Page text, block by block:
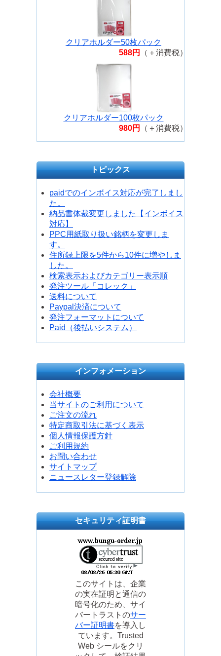
クリアホルダー50枚パック
588円
（＋消費税）
クリアホルダー100枚パック
980円
（＋消費税）
トピックス
paidでのインボイス対応が完了しまし
た。
納品書体裁変更しました【インボイス
対応】
PPC用紙取り扱い銘柄を変更しま
す。
住所録上限を5件から10件に増やしま
した。
検索表示およびカテゴリー表示順
発注ツール「コレック」
送料について
Paypal決済について
発注フォーマットについて
Paid（後払いシステム）
インフォメーション
会社概要
当サイトのご利用について
ご注文の流れ
特定商取引法に基づく表示
個人情報保護方針
ご利用規約
お問い合わせ
サイトマップ
ニュースレター登録解除
セキュリティ証明書
このサイトは、企業
の実在証明と通信の
暗号化のため、サイ
バートラストのサー
バー証明書を導入し
ています。Trusted
Web シールをクリ